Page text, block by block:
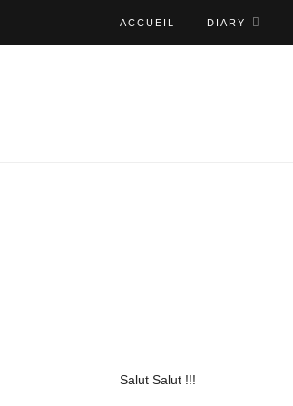
ACCUEIL DIARY
Salut Salut !!!